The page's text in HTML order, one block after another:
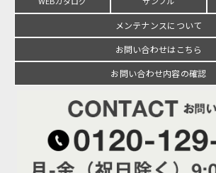
メンテナンスについて
お問い合わせはこちら
お問い合わせ内容の確認